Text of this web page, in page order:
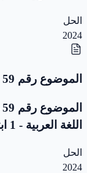
الحل
2024
الموضوع رقم 59
اللغة العربية - 1 ابتدائي
الحل
2024